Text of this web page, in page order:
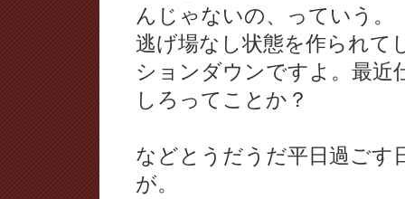
んじゃないの、っていう。
逃げ場なし状態を作られて
ションダウンですよ。最近
しろってことか？
などとうだうだ平日過ごす
が。